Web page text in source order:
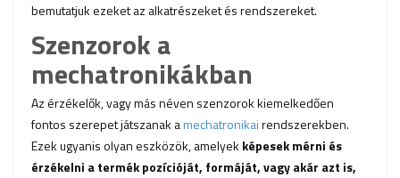
bemutatjuk ezeket az alkatrészeket és rendszereket.
Szenzorok a
mechatronikákban
Az érzékelők, vagy más néven szenzorok kiemelkedően
fontos szerepet játszanak amechatronikairendszerekben.
Ezek ugyanis olyan eszközök, amelyek képesek mérni és
érzékelni a termék pozícióját, formáját, vagy akár azt is,